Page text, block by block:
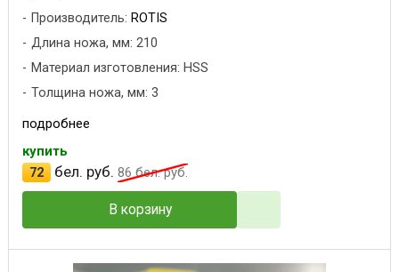
Производитель: ROTIS
Длина ножа, мм: 210
Материал изготовления: HSS
Толщина ножа, мм: 3
подробнее
купить
72
бел. руб. 86бел. руб.
В корзину